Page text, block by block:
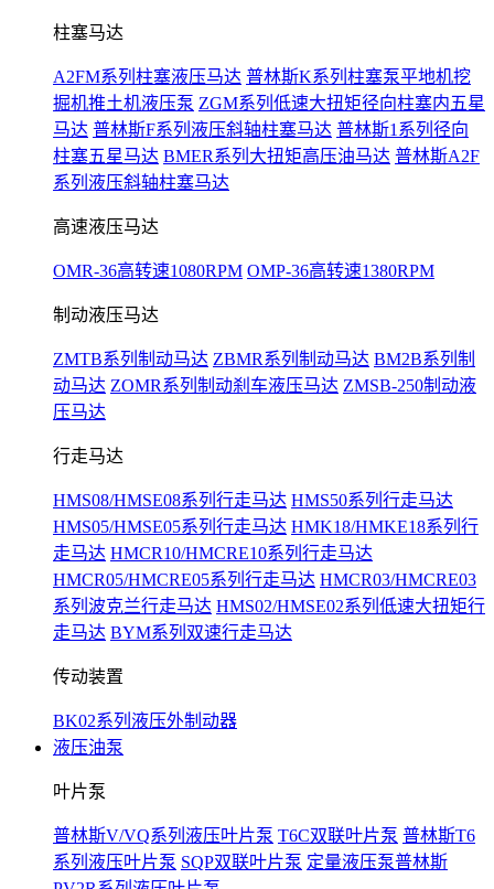
柱塞马达
A2FM系列柱塞液压马达 普林斯K系列柱塞泵平地机挖
掘机推土机液压泵 ZGM系列低速大扭矩径向柱塞内五星
马达 普林斯F系列液压斜轴柱塞马达 普林斯1系列径向
柱塞五星马达 BMER系列大扭矩高压油马达 普林斯A2F
系列液压斜轴柱塞马达
高速液压马达
OMR-36高转速1080RPM OMP-36高转速1380RPM
制动液压马达
ZMTB系列制动马达 ZBMR系列制动马达 BM2B系列制
动马达 ZOMR系列制动刹车液压马达 ZMSB-250制动液
压马达
行走马达
HMS08/HMSE08系列行走马达 HMS50系列行走马达
HMS05/HMSE05系列行走马达 HMK18/HMKE18系列行
走马达 HMCR10/HMCRE10系列行走马达
HMCR05/HMCRE05系列行走马达 HMCR03/HMCRE03
系列波克兰行走马达 HMS02/HMSE02系列低速大扭矩行
走马达 BYM系列双速行走马达
传动装置
BK02系列液压外制动器
液压油泵
叶片泵
普林斯V/VQ系列液压叶片泵 T6C双联叶片泵 普林斯T6
系列液压叶片泵 SQP双联叶片泵 定量液压泵普林斯